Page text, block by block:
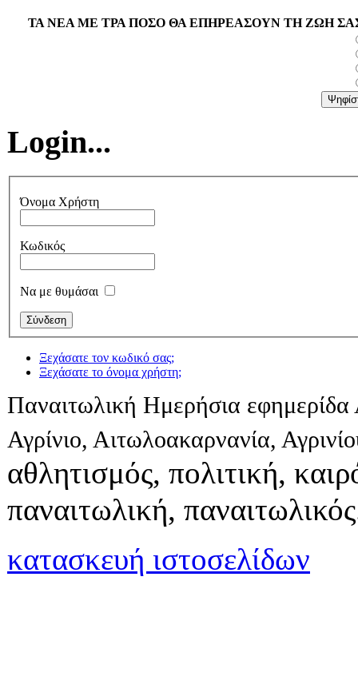
ΤΑ ΝΕΑ ΜΕ ΤΡΑ ΠΟΣΟ ΘΑ ΕΠΗΡΕΑΣΟΥΝ ΤΗ ΖΩΗ
Login...
Όνομα Χρήστη
Κωδικός
Να με θυμάσαι
Ξεχάσατε τον κωδικό σας;
Ξεχάσατε το όνομα χρήστη;
Παναιτωλική Ημερήσια εφημερίδα
Αγρίνιο, Αιτωλοακαρνανία,
αθλητισμός, πολιτική,
παναιτωλική,
κατασκευή ιστοσελίδων